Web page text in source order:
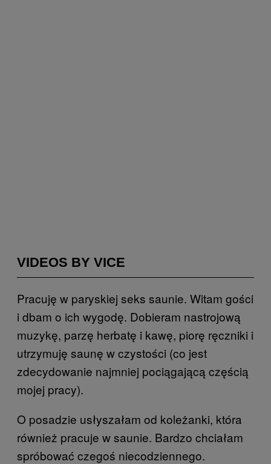
VIDEOS BY VICE
Pracuję w paryskiej seks saunie. Witam gości
i dbam o ich wygodę. Dobieram nastrojową
muzykę, parzę herbatę i kawę, piorę ręczniki i
utrzymuję saunę w czystości (co jest
zdecydowanie najmniej pociągającą częścią
mojej pracy).
O posadzie usłyszałam od koleżanki, która
również pracuje w saunie. Bardzo chciałam
spróbować czegoś niecodziennego.